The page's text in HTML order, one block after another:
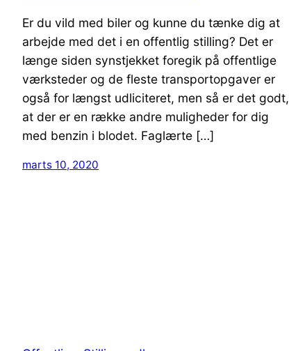
Er du vild med biler og kunne du tænke dig at
arbejde med det i en offentlig stilling? Det er
længe siden synstjekket foregik på offentlige
værksteder og de fleste transportopgaver er
også for længst udliciteret, men så er det godt,
at der er en række andre muligheder for dig
med benzin i blodet. Faglærte […]
marts 10, 2020